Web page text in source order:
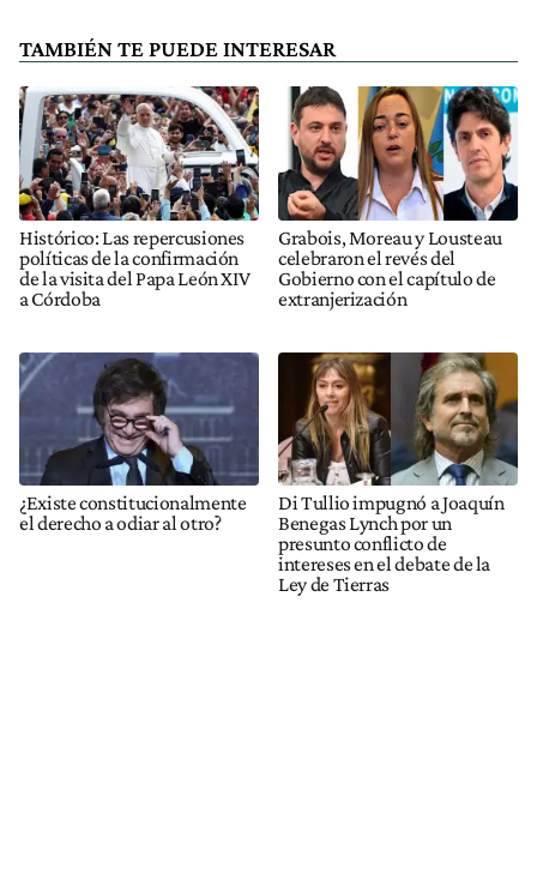
TAMBIÉN TE PUEDE INTERESAR
Histórico: Las repercusiones
políticas de la confirmación
de la visita del Papa León XIV
a Córdoba
Grabois, Moreau y Lousteau
celebraron el revés del
Gobierno con el capítulo de
extranjerización
¿Existe constitucionalmente
el derecho a odiar al otro?
Di Tullio impugnó a Joaquín
Benegas Lynch por un
presunto conflicto de
intereses en el debate de la
Ley de Tierras